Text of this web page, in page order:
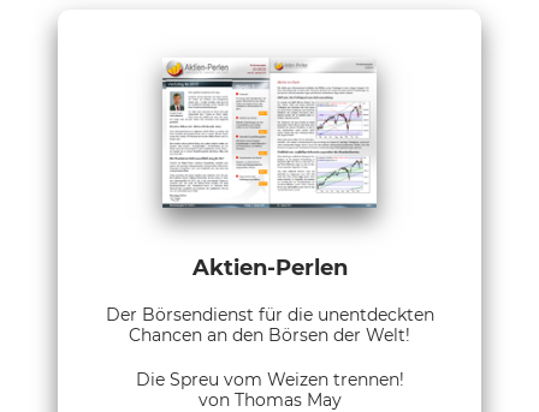
Aktien-Perlen
Der Börsendienst für die unentdeckten
Chancen an den Börsen der Welt!
Die Spreu vom Weizen trennen!
von Thomas May